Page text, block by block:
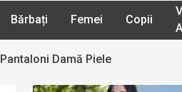
Bărbați Femei Copii
Pantaloni Damă Piele